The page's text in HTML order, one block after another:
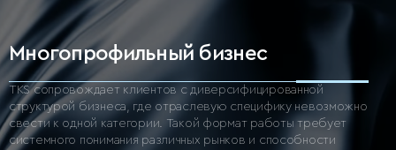
Многопрофильный бизнес
TKS сопровождает клиентов с диверсифицированной
структурой бизнеса, где отраслевую специфику невозможно
свести к одной категории. Такой формат работы требует
системного понимания различных рынков и способности